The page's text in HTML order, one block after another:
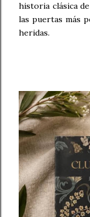
historia clásica
las puertas más
heridas.